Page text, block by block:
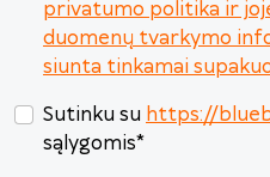
Šiandien
privatumo politika ir
duomenų tvarkymo
siunta tinkamai
Sutinku su https://
sąlygomis*